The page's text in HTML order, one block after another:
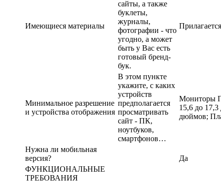
Имеющиеся материалы
сайты, а также
буклеты,
журналы,
фотографии - что
угодно, а может
быть у Вас есть
готовый бренд-
бук.
Минимальное разрешение
и устройства отображения
В этом пункте
укажите, с каких
устройств
предполагается
просматривать
сайт - ПК,
ноутбуков,
смартфонов…
Мониторы
15,6 до
дюймов;
Нужна ли мобильная
версия?
Да
ФУНКЦИОНАЛЬНЫЕ
ТРЕБОВАНИЯ